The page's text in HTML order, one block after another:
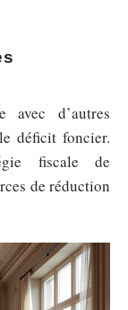
d’autres
déficit foncier.
fiscale de
de réduction